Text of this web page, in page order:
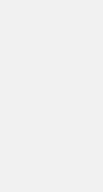
quasi
puntualizzi
che però,
di diverso
"ma però"
domande-
per